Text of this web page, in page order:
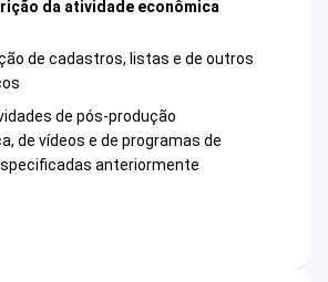
da atividade econômica
de cadastros, listas e de outros
de pós-produção
de vídeos e de programas de
anteriormente